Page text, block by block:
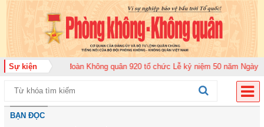
Sự kiệnTrung đoàn Không quân 920 tổ chức Lễ kỷ niệm 50 năm Ngày truyền
BẠN ĐỌC